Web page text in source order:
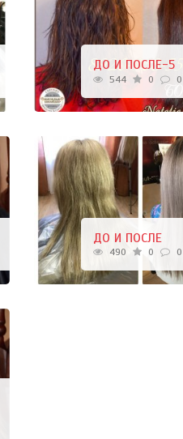
ДО И ПОСЛЕ-5
544 0 0
ДО И ПОСЛЕ
490 0 0